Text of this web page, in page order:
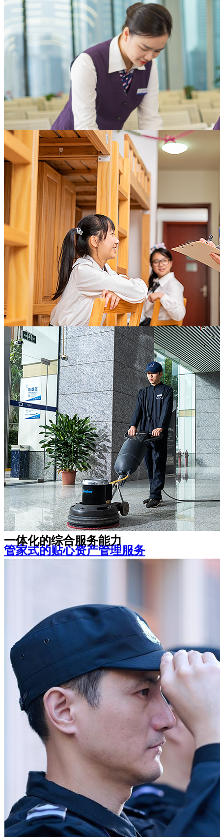
助力实现物业资产价值
体系化的招商支持策略，完善的案场服务及全权
托管
长期良好的租户满意度，稳健的租金回报率，充
分实现地产资产保值增值
地产开发商
值得信赖的全面后勤保障
灵活敏捷的响应速度，严谨精细的业务技能，敬
业高效的服务意识
是随时在您身边的可靠伙伴
机关事业单位
助力教学开展，守护校园欢笑
协助校方办校理念的实施，教学活动的开展
全力营造校园舒心环境及师生和睦氛围，让老师
宽心、家长安心、学生倍感温馨
教育院校
管家式的贴心资产管理服务
散售办公楼
一体化的综合服务能力